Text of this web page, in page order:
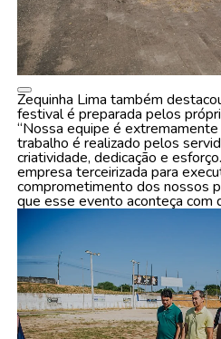
Zequinha Lima também
festival é preparada pelos
“Nossa equipe é
trabalho é realizado pelos
criatividade, dedicação e
empresa terceirizada para
comprometimento dos nossos
que esse evento aconteça com